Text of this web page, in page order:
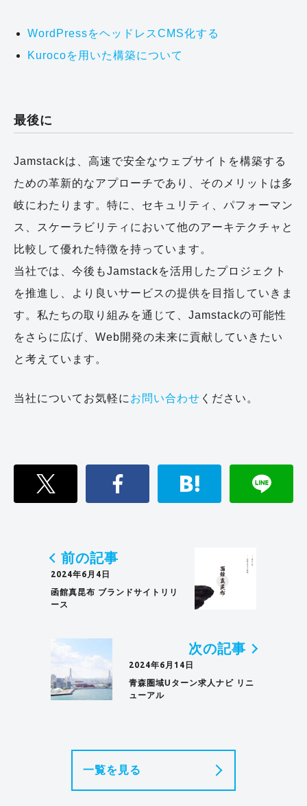
WordPressをヘッドレスCMS化する
Kurocoを用いた構築について
最後に
Jamstackは、高速で安全なウェブサイトを構築する
ための革新的なアプローチであり、そのメリットは多
岐にわたります。特に、セキュリティ、パフォーマン
ス、スケーラビリティにおいて他のアーキテクチャと
比較して優れた特徴を持っています。
当社では、今後もJamstackを活用したプロジェクト
を推進し、より良いサービスの提供を目指していきま
す。私たちの取り組みを通じて、Jamstackの可能性
をさらに広げ、Web開発の未来に貢献していきたい
と考えています。
当社についてお気軽に お問い合わせ ください。
前の記事
2024年6月4日
函館真昆布 ブランドサイトリリ
ース
一覧を見る
次の記事
2024年6月14日
青森圏域Uターン求人ナビ リニ
ューアル